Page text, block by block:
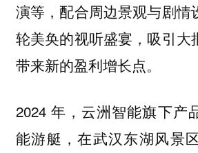
演等，配合周边景观与剧情
轮美奂的视听盛宴，吸引大
带来新的盈利增长点。
2024 年，云洲智能旗下
能游艇，在武汉东湖风景